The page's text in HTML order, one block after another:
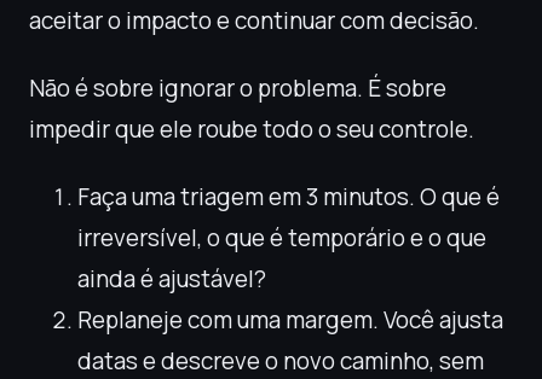
aceitar o impacto e continuar com decisão.
Não é sobre ignorar o problema. É sobre
impedir que ele roube todo o seu controle.
Faça uma triagem em 3 minutos. O que é
irreversível, o que é temporário e o que
ainda é ajustável?
Replaneje com uma margem. Você ajusta
datas e descreve o novo caminho, sem